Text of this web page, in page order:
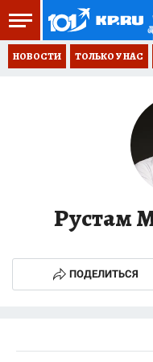
НОВОСТИ ТОЛЬКО У НАС
ПОДЕЛИТЬСЯ